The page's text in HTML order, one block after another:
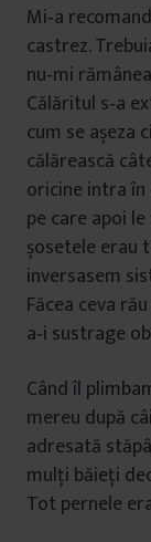
Mi‑a
castrez.
nu‑mi
Călăritul s‑a
cum se așeza
călărească
oricine intra în
pe care apoi
șosetele erau
inversasem
Făcea ceva
a‑i sustrage
Când îl
mereu după
adresată
mulți băieți
Tot pernele